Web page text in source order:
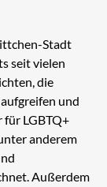
Stadt
seit vielen
die
und
LGBTQ+
anderem
Außerdem